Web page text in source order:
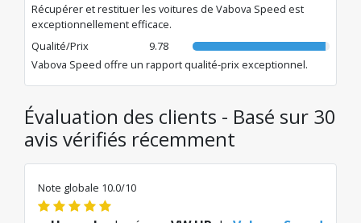
Récupérer et restituer les voitures de Vabova Speed est
exceptionnellement efficace.
Qualité/Prix
9.78
Vabova Speed offre un rapport qualité-prix exceptionnel.
Évaluation des clients - Basé sur 30
avis vérifiés récemment
Note globale 10.0/10